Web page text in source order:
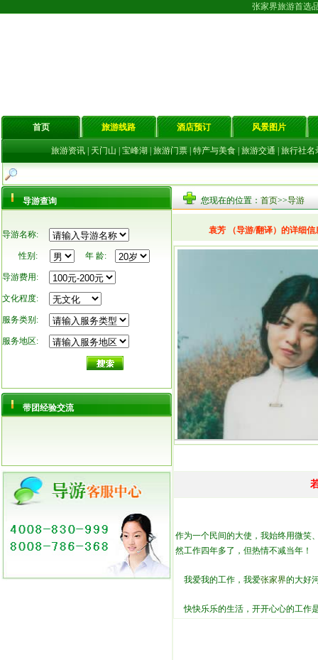
张家界旅游首选
首页 旅游线路 酒店预订 风景图片
旅游资讯 天门山 宝峰湖 旅游门票 特产与美食 旅游交通 旅行社名
导游查询
导游名称:
性别: 年 龄:
导游费用:
文化程度:
服务类别:
服务地区:
带团经验交流
您现在的位置： 首页>>导游
袁芳 （导游/翻译）的详细信
作为一个民间的大使，我始终用微笑
然工作四年多了，但热情不减当年！
我爱我的工作，我爱张家界的大好
快快乐乐的生活，开开心心的工作